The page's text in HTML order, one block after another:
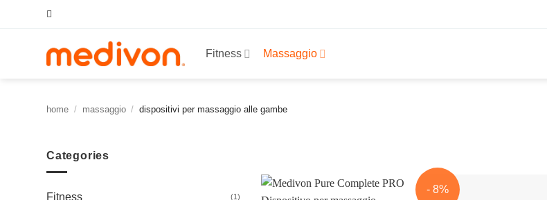
Fitness Massaggio
home / massaggio / dispositivi per massaggio alle gambe
Categories
Fitness (1)
- 8%